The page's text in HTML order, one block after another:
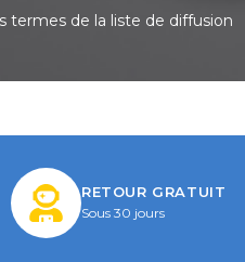
termes de la liste de diffusion
RETOUR GRATUIT
Sous 30 jours